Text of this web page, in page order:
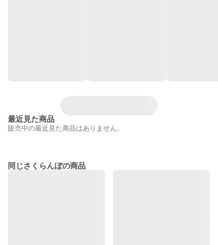
最近見た商品
販売中の最近見た商品はありません。
同じさくらんぼの商品